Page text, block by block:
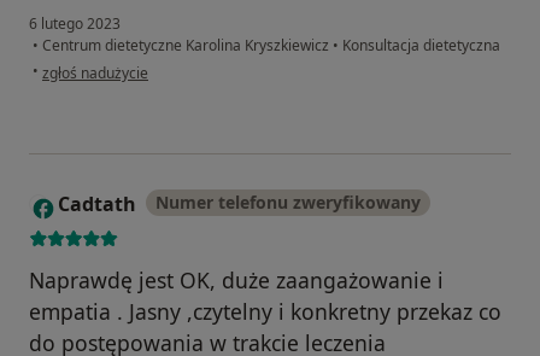
6 lutego 2023
• Centrum dietetyczne Karolina Kryszkiewicz • Konsultacja dietetyczna
• w opinii użytkownika Basia W
zgłoś nadużycie
C Cadtath Numer telefonu zweryfikowany
Naprawdę jest OK, duże zaangażowanie i
empatia . Jasny ,czytelny i konkretny przekaz co
do postępowania w trakcie leczenia